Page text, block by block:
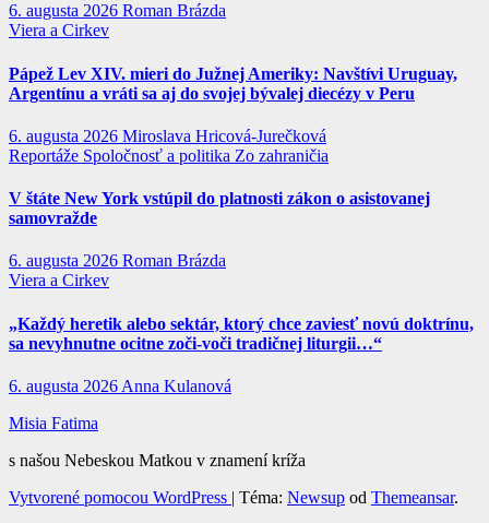
6. augusta 2026 Roman Brázda
Viera a Cirkev
Pápež Lev XIV. mieri do Južnej Ameriky: Navštívi Uruguay,
Argentínu a vráti sa aj do svojej bývalej diecézy v Peru
6. augusta 2026 Miroslava Hricová-Jurečková
Reportáže Spoločnosť a politika Zo zahraničia
V štáte New York vstúpil do platnosti zákon o asistovanej
samovražde
6. augusta 2026 Roman Brázda
Viera a Cirkev
„Každý heretik alebo sektár, ktorý chce zaviesť novú doktrínu,
sa nevyhnutne ocitne zoči-voči tradičnej liturgii…“
6. augusta 2026 Anna Kulanová
Misia Fatima
s našou Nebeskou Matkou v znamení kríža
Vytvorené pomocou WordPress | Téma: Newsup od Themeansar.